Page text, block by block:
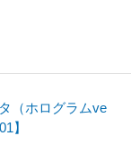
（ホログラムve
】